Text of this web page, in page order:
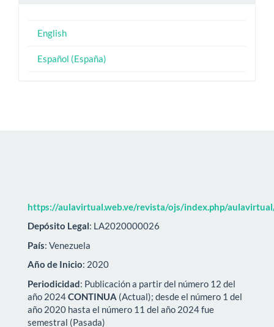
English
Español (España)
https://aulavirtual.web.ve/revista/ojs/index.php/
Depósito Legal: LA2020000026
País: Venezuela
Año de Inicio: 2020
Periodicidad: Publicación a partir del número 12 del
año 2024CONTINUA (Actual); desde el número 1 del
año 2020 hasta el número 11 del año 2024 fue
semestral (Pasada)